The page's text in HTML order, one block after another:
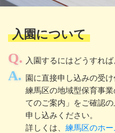
入園について
入園するにはどうすれ
園に直接申し込みの受け
練馬区の地域型保育事
てのご案内」をご確認
申し込みください。
詳しくは、 練馬区のホ